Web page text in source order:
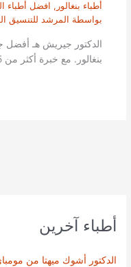
أطباء آخرين
الدكتور أشوك ميهتا من
أطباء بنغالور , افضل أطباء
بواسطة المرشد للتنسيق
الدكتور جيريش هـ أفضل
بنغالور. مع خبرة أكثر من 15 عاما، يعتبر الدكتور براديب من […]